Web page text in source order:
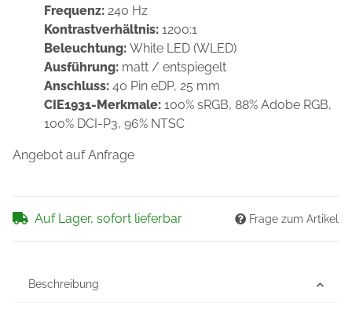
Frequenz: 240 Hz
Kontrastverhältnis: 1200:1
Beleuchtung: White LED (WLED)
Ausführung: matt / entspiegelt
Anschluss: 40 Pin eDP, 25 mm
CIE1931-Merkmale: 100% sRGB, 88% Adobe RGB,
100% DCI-P3, 96% NTSC
Angebot auf Anfrage
Auf Lager, sofort lieferbar Frage zum Artikel
Beschreibung